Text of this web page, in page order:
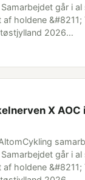
går i al
holdene &#8211;
2026…
X AOC
går i al
holdene &#8211;